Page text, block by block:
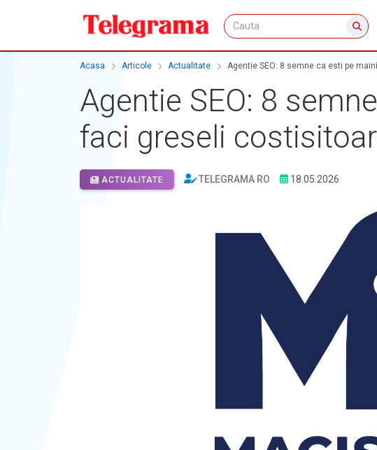
Acasa Articole Actualitate Agentie SEO: 8 semne ca esti pe
Agentie SEO: 8
faci greseli
ACTUALITATE TELEGRAMA RO 18.05.2026